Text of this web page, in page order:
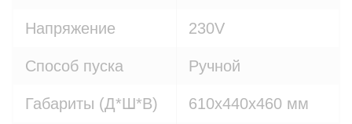
Напряжение 230V
Способ пуска Ручной
Габариты (Д*Ш*В) 610х440х460 мм